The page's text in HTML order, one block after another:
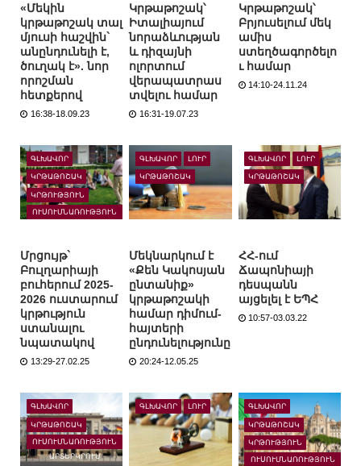
«Մեկին
կրթաթոշակ տալ
մյուսի հաշվին`
անընդունելի է,
ծուղակ է». նոր
որոշման
հետքերով
16:38-18.09.23
Կրթաթոշակ՝
Իտալիայում
նորաձևության
և դիզայնի
ոլորտում
վերապատրաս
տվելու համար
16:31-19.07.23
Կրթաթոշակ՝
Բրյուսելում մեկ
ամիս
ստեղծագործելո
ւ համար
14:10-24.11.24
ԳԼԽԱՎՈՐ
ԿՐԹԱԹՈՇԱԿ
ԿՐԹՈՒԹՅՈՒՆ
ՈՒՍՈՒՄՆԱՌՈՒԹՅՈՒՆ
Մրցույթ`
Բուլղարիայի
բուհերում 2025-
2026 ուստարում
կրթություն
ստանալու
նպատակով
13:29-27.02.25
ԳԼԽԱՎՈՐ ԼՈՒՐ
ԿՐԹԱԹՈՇԱԿ
Մեկնարկում է
«Քեն Կակոսյան
ընտանիք»
կրթաթոշակի
համար դիմում-
հայտերի
ընդունելությունը
20:24-12.05.25
ԳԼԽԱՎՈՐ ԼՈՒՐ
ԿՐԹԱԹՈՇԱԿ
ՀՀ-ում
Ճապոնիայի
դեսպանն
այցելել է ԵՊՀ
10:57-03.03.22
ԳԼԽԱՎՈՐ
ԿՐԹԱԹՈՇԱԿ
ՈՒՍՈՒՄՆԱՌՈՒԹՅՈՒՆ
ԱՐՏԵՐԿՐՈՒՄ
ԳԼԽԱՎՈՐ ԼՈՒՐ ԳԼԽԱՎՈՐ
ԿՐԹԱԹՈՇԱԿ
ԿՐԹՈՒԹՅՈՒՆ
ՈՒՍՈՒՄՆԱՌՈՒԹՅՈՒՆ